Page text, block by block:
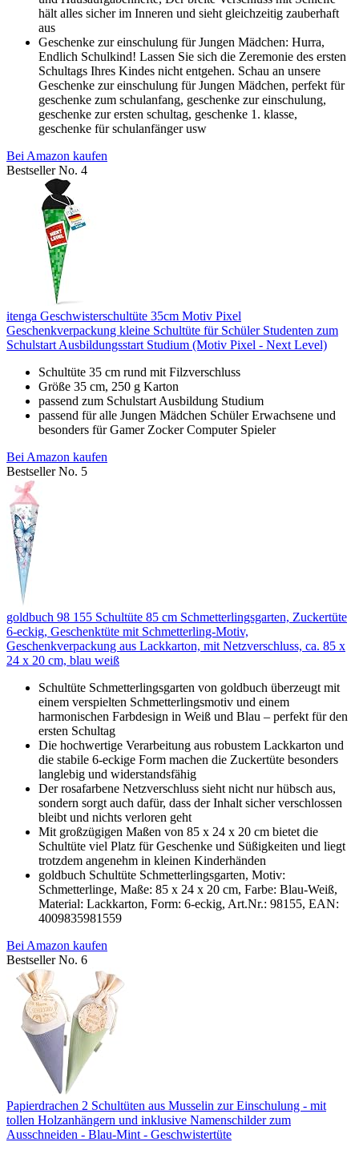
hält alles sicher im Inneren und sieht gleichzeitig zauberhaft
aus
Geschenke zur einschulung für Jungen Mädchen: Hurra,
Endlich Schulkind! Lassen Sie sich die Zeremonie des ersten
Schultags Ihres Kindes nicht entgehen. Schau an unsere
Geschenke zur einschulung für Jungen Mädchen, perfekt für
geschenke zum schulanfang, geschenke zur einschulung,
geschenke zur ersten schultag, geschenke 1. klasse,
geschenke für schulanfänger usw
Bei Amazon kaufen
Bestseller No. 4
itenga Geschwisterschultüte 35cm Motiv Pixel
Geschenkverpackung kleine Schultüte für Schüler Studenten zum
Schulstart Ausbildungsstart Studium (Motiv Pixel - Next Level)
Schultüte 35 cm rund mit Filzverschluss
Größe 35 cm, 250 g Karton
passend zum Schulstart Ausbildung Studium
passend für alle Jungen Mädchen Schüler Erwachsene und
besonders für Gamer Zocker Computer Spieler
Bei Amazon kaufen
Bestseller No. 5
goldbuch 98 155 Schultüte 85 cm Schmetterlingsgarten, Zuckertüte
6-eckig, Geschenktüte mit Schmetterling-Motiv,
Geschenkverpackung aus Lackkarton, mit Netzverschluss, ca. 85 x
24 x 20 cm, blau weiß
Schultüte Schmetterlingsgarten von goldbuch überzeugt mit
einem verspielten Schmetterlingsmotiv und einem
harmonischen Farbdesign in Weiß und Blau – perfekt für den
ersten Schultag
Die hochwertige Verarbeitung aus robustem Lackkarton und
die stabile 6-eckige Form machen die Zuckertüte besonders
langlebig und widerstandsfähig
Der rosafarbene Netzverschluss sieht nicht nur hübsch aus,
sondern sorgt auch dafür, dass der Inhalt sicher verschlossen
bleibt und nichts verloren geht
Mit großzügigen Maßen von 85 x 24 x 20 cm bietet die
Schultüte viel Platz für Geschenke und Süßigkeiten und liegt
trotzdem angenehm in kleinen Kinderhänden
goldbuch Schultüte Schmetterlingsgarten, Motiv:
Schmetterlinge, Maße: 85 x 24 x 20 cm, Farbe: Blau-Weiß,
Material: Lackkarton, Form: 6-eckig, Art.Nr.: 98155, EAN:
4009835981559
Bei Amazon kaufen
Bestseller No. 6
Papierdrachen 2 Schultüten aus Musselin zur Einschulung - mit
tollen Holzanhängern und inklusive Namenschilder zum
Ausschneiden - Blau-Mint - Geschwistertüte